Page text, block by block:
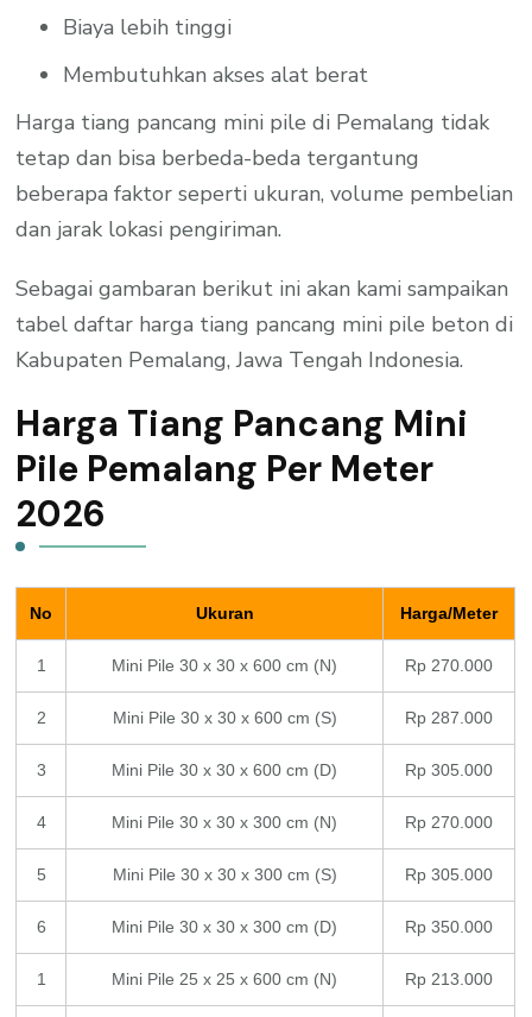
Biaya lebih tinggi
Membutuhkan akses alat berat
Harga tiang pancang mini pile di Pemalang tidak
tetap dan bisa berbeda-beda tergantung
beberapa faktor seperti ukuran, volume pembelian
dan jarak lokasi pengiriman.
Sebagai gambaran berikut ini akan kami sampaikan
tabel daftar harga tiang pancang mini pile beton di
Kabupaten Pemalang, Jawa Tengah Indonesia.
Harga Tiang Pancang Mini
Pile Pemalang Per Meter
2026
No Ukuran Harga/Meter
1 Mini Pile 30 x 30 x 600 cm (N) Rp 270.000
2 Mini Pile 30 x 30 x 600 cm (S) Rp 287.000
3 Mini Pile 30 x 30 x 600 cm (D) Rp 305.000
4 Mini Pile 30 x 30 x 300 cm (N) Rp 270.000
5 Mini Pile 30 x 30 x 300 cm (S) Rp 305.000
6 Mini Pile 30 x 30 x 300 cm (D) Rp 350.000
1 Mini Pile 25 x 25 x 600 cm (N) Rp 213.000